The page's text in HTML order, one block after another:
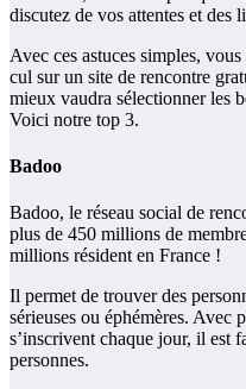
discutez de vos attentes et des
Avec ces astuces simples,
cul sur un site de rencontre
mieux vaudra sélectionner les
Voici notre top 3.
Badoo
Badoo, le réseau social de
plus de 450 millions de
millions résident en France !
Il permet de trouver des
sérieuses ou éphémères. Avec
s’inscrivent chaque jour, il est
personnes.